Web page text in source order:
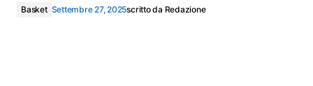
Basket Settembre 27, 2025scritto da Redazione